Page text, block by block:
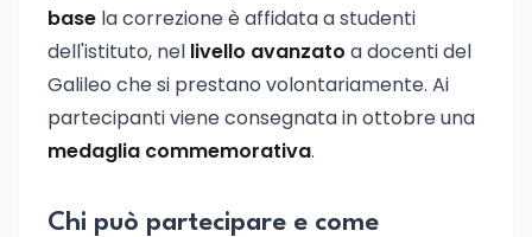
base la correzione è affidata a studenti
dell'istituto, nel livello avanzato a docenti del
Galileo che si prestano volontariamente. Ai
partecipanti viene consegnata in ottobre una
medaglia commemorativa.
Chi può partecipare e come